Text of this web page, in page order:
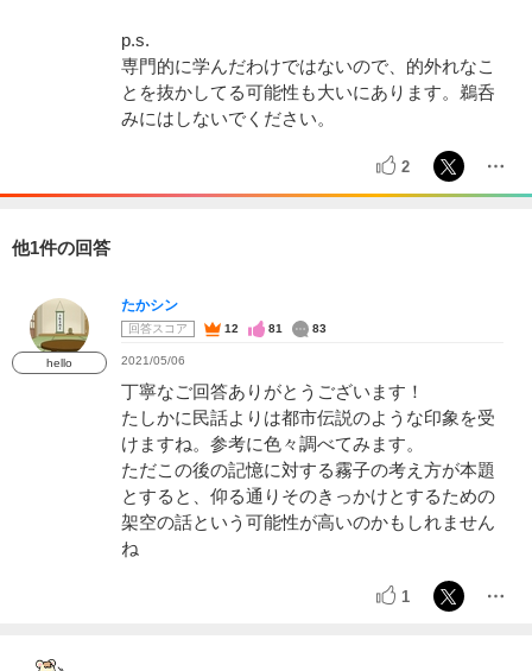
p.s.
専門的に学んだわけではないので、的外れなこ
とを抜かしてる可能性も大いにあります。鵜呑
みにはしないでください。
2
他1件の回答
hello
たかシン
回答スコア 12 81 83
2021/05/06
丁寧なご回答ありがとうございます！
たしかに民話よりは都市伝説のような印象を受
けますね。参考に色々調べてみます。
ただこの後の記憶に対する霧子の考え方が本題
とすると、仰る通りそのきっかけとするための
架空の話という可能性が高いのかもしれません
ね
1